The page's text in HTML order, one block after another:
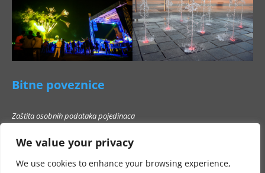
We value your privacy
We use cookies to enhance your browsing experience,
Bitne poveznice
Zaštita osobnih podataka pojedinaca
Popis poslovnih subjekata s kojima Grad Beli Manastir ne smije stupati u